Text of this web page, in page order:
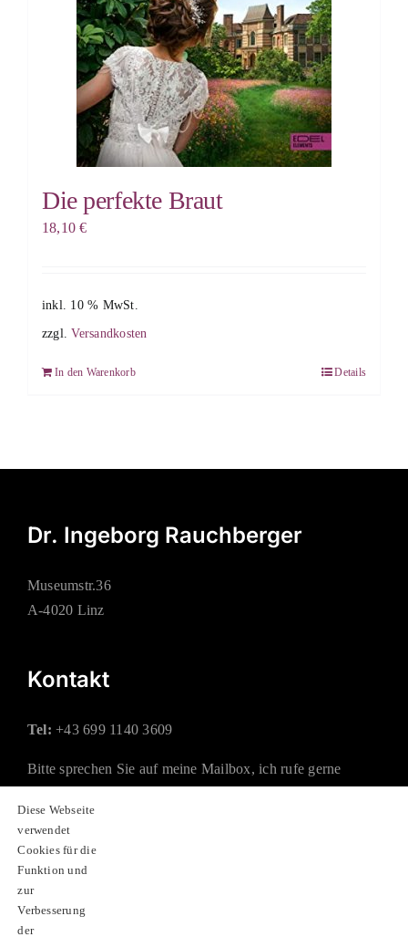
Die perfekte Braut
18,10€
inkl. 10 % MwSt.
zzgl.Versandkosten
In den Warenkorb Details
Dr. Ingeborg Rauchberger
Museumstr.36
A-4020 Linz
Kontakt
Tel: +43 699 1140 3609
Bitte sprechen Sie auf meine Mailbox, ich rufe gerne
Mail: office@rauchberger.at
Soziale Netzwerke
Diese Webseite
verwendet
Cookies für die
Funktion und
zur
Verbesserung
der